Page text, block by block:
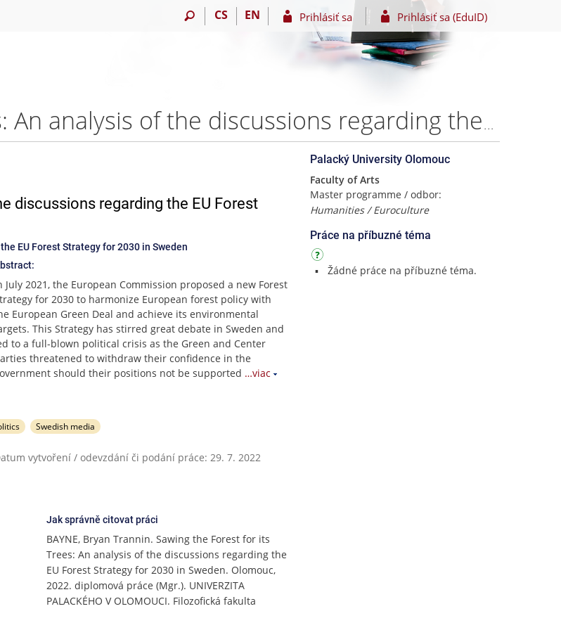
CS EN Prihlásiť sa Prihlásiť sa (EduID)
Sawing the Forest for its Trees: An analysis of the discussions regarding the EU Forest Strategy for 2030 in Sweden – Bryan Trannin BAYNE
discussions regarding the EU Forest
EU Forest Strategy for 2030 in Sweden
July 2021, the European Commission proposed a new Forest
for 2030 to harmonize European forest policy with
European Green Deal and achieve its environmental
This Strategy has stirred great debate in Sweden and
to a full-blown political crisis as the Green and Center
threatened to withdraw their confidence in the
should their positions not be supported …viac
Swedish media
vytvoření / odevzdání či podání práce: 29. 7. 2022
Jak správně citovat práci
BAYNE, Bryan Trannin. Sawing the Forest for its
Trees: An analysis of the discussions regarding the
EU Forest Strategy for 2030 in Sweden. Olomouc,
2022. diplomová práce (Mgr.). UNIVERZITA
PALACKÉHO V OLOMOUCI. Filozofická fakulta
Palacký University Olomouc
Faculty of Arts
Master programme / odbor:
Humanities / Euroculture
Práce na příbuzné téma
Žádné práce na příbuzné téma.